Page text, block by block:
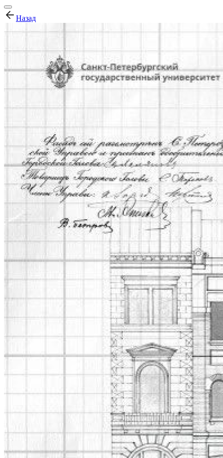
Назад